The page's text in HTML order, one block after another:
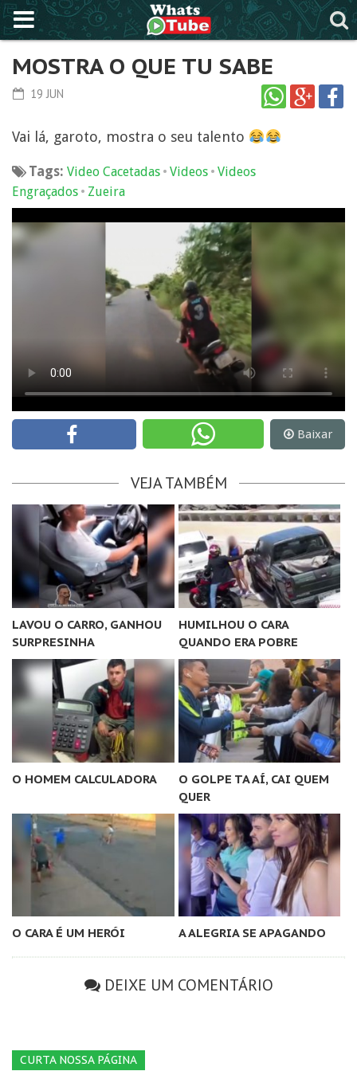
MOSTRA O QUE TU SABE
19 JUN
Vai lá, garoto, mostra o seu talento
Tags: Video Cacetadas • Videos • Videos
Engraçados • Zueira
Baixar
VEJA TAMBÉM
LAVOU O CARRO, GANHOU
SURPRESINHA
HUMILHOU O CARA
QUANDO ERA POBRE
O HOMEM CALCULADORA
O GOLPE TA AÍ, CAI QUEM
QUER
O CARA É UM HERÓI A ALEGRIA SE APAGANDO
DEIXE UM COMENTÁRIO
CURTA NOSSA PÁGINA